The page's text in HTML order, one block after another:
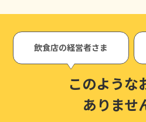
飲食店の経営者さま
このような
ありませ